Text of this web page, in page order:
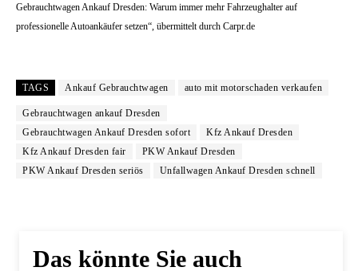
Gebrauchtwagen Ankauf Dresden: Warum immer mehr Fahrzeughalter auf
professionelle Autoankäufer setzen“, übermittelt durch Carpr.de
TAGS Ankauf Gebrauchtwagen auto mit motorschaden verkaufen
Gebrauchtwagen ankauf Dresden
Gebrauchtwagen Ankauf Dresden sofort
Kfz Ankauf Dresden
Kfz Ankauf Dresden fair
PKW Ankauf Dresden
PKW Ankauf Dresden seriös
Unfallwagen Ankauf Dresden schnell
Das könnte Sie auch